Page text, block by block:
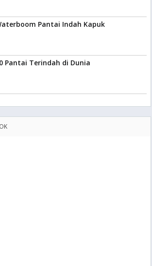
Pantai Indah Kapuk
Pantai Terindah di Dunia